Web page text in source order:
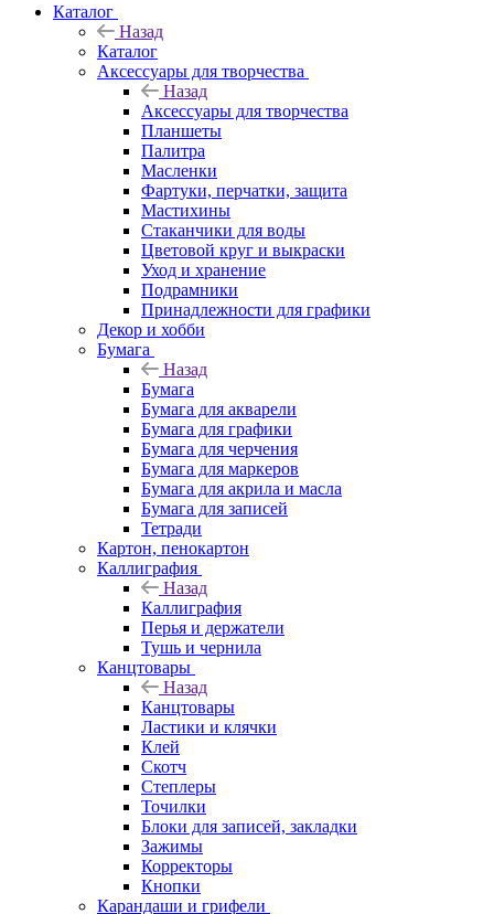
Каталог
Назад
Каталог
Аксессуары для творчества
Назад
Аксессуары для творчества
Планшеты
Палитра
Масленки
Фартуки, перчатки, защита
Мастихины
Стаканчики для воды
Цветовой круг и выкраски
Уход и хранение
Подрамники
Принадлежности для графики
Декор и хобби
Бумага
Назад
Бумага
Бумага для акварели
Бумага для графики
Бумага для черчения
Бумага для маркеров
Бумага для акрила и масла
Бумага для записей
Тетради
Картон, пенокартон
Каллиграфия
Назад
Каллиграфия
Перья и держатели
Тушь и чернила
Канцтовары
Назад
Канцтовары
Ластики и клячки
Клей
Скотч
Степлеры
Точилки
Блоки для записей, закладки
Зажимы
Корректоры
Кнопки
Карандаши и грифели